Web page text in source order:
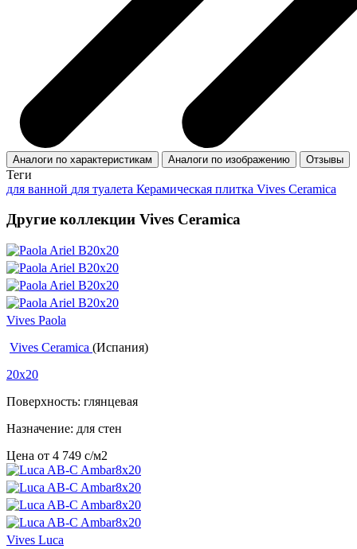
Аналоги по характеристикам Аналоги по изображению Отзывы
Теги
для ванной для туалета Керамическая плитка Vives Ceramica
Другие коллекции Vives Ceramica
Vives Paola
Vives Ceramica (Испания)
20x20
Поверхность: глянцевая
Назначение: для стен
Цена от 4 749 c/м2
Vives Luca